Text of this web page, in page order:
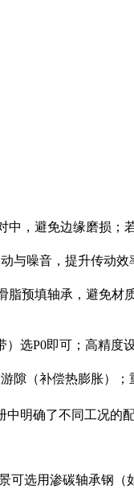
，避免边缘磨损
与噪音，提升传动
脂预填轴承，避免材
选P0即可；高精度
隙（补偿热膨胀）
中明确了不同工况的
可选用渗碳轴承钢